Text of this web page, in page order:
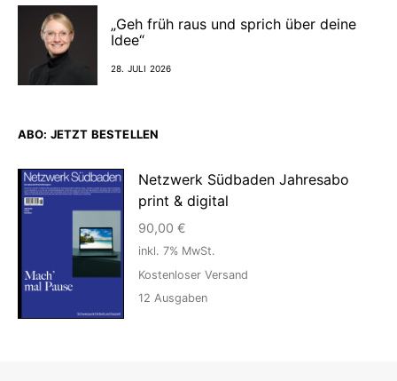
„Geh früh raus und sprich über deine
Idee“
28. JULI 2026
ABO: JETZT BESTELLEN
Netzwerk Südbaden Jahresabo
print & digital
90,00 €
inkl. 7% MwSt.
Kostenloser Versand
12 Ausgaben